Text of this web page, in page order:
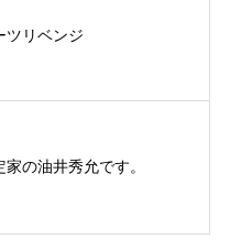
ツリベンジ
の油井秀允です。